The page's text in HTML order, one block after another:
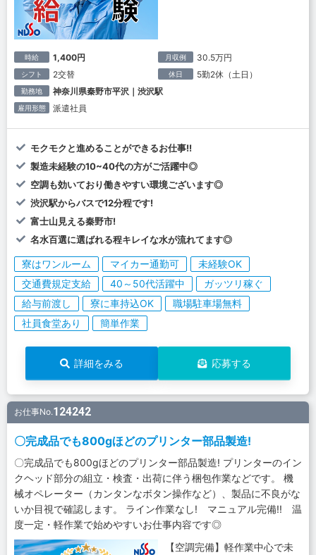
時給 1,400円 月収例 30.5万円
シフト 2交替 休日 5勤2休（土日）
勤務地 神奈川県秦野市平沢｜渋沢駅
雇用形態 派遣社員
モクモクと進めることができるお仕事!!
製造未経験の10~40代の方がご活躍中◎
空調も効いており働きやすい環境ございます◎
渋沢駅からバスで12分程です!
富士山見える秦野市!
名水百選に選ばれる程キレイな水が流れてます◎
寮はワンルーム マイカー通勤可
未経験OK
交通費規定支給
40～50代活躍中
ガッツリ稼ぐ
給与前渡し
寮に車持込OK
職場駐車場無料
社員食堂あり
簡単作業
詳細をみる 応募する
お仕事No.124242
〇完成品でも800gほどのプリンター部品製造!
〇完成品でも800gほどのプリンター部品製造! プリンターのイン
クヘッド部分の組立・検査・出荷に伴う梱包作業などです。 機
械オペレーター（カンタンなボタン操作など）、製品に不良がな
いか目視で確認します。 ライン作業なし! マニュアル完備!! 温
度一定・軽作業で始めやすいお仕事内容です◎
【空調完備】軽作業中心で未